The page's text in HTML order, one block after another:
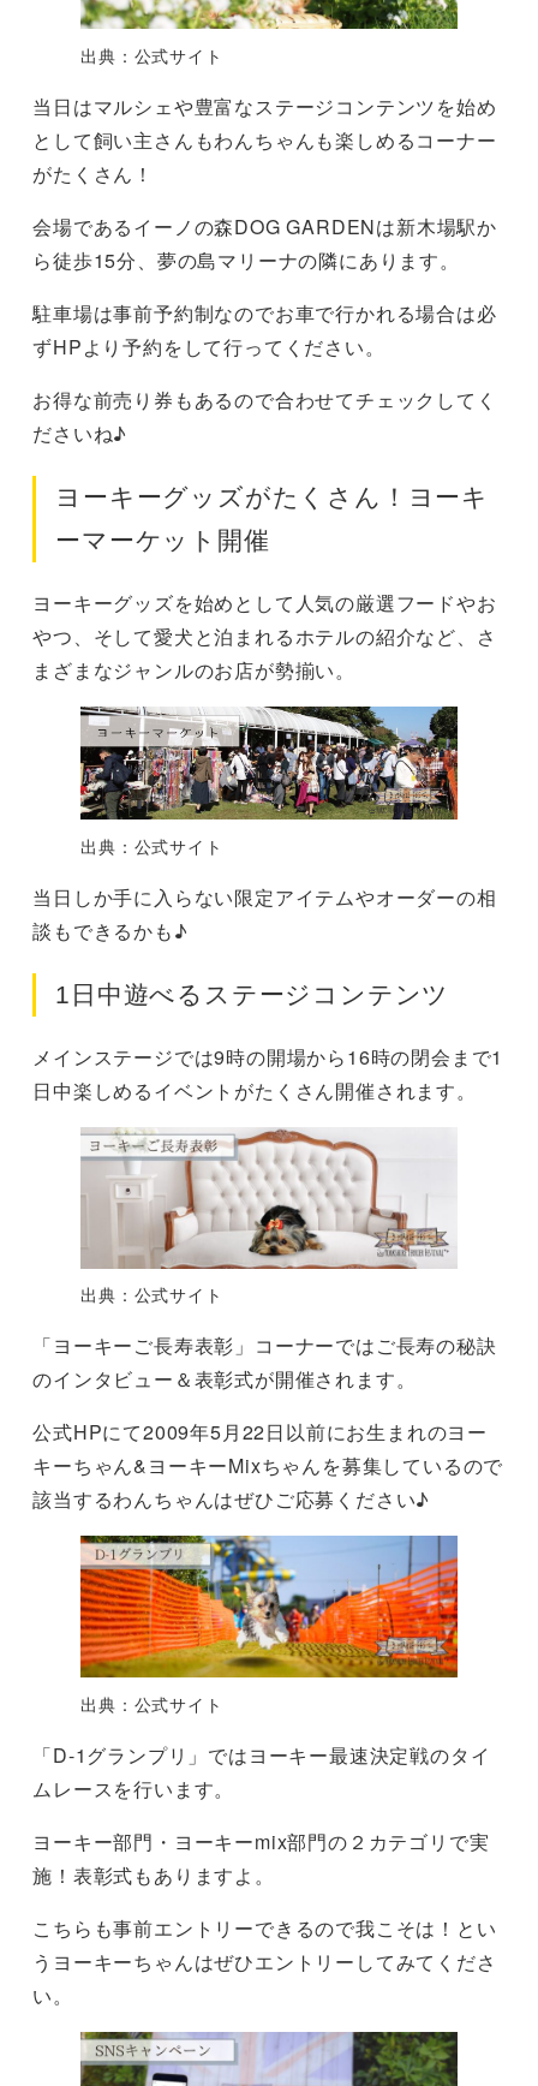
出典：公式サイト
当日はマルシェや豊富なステージコンテンツを始め
として飼い主さんもわんちゃんも楽しめるコーナー
がたくさん！
会場であるイーノの森DOG GARDENは新木場駅か
ら徒歩15分、夢の島マリーナの隣にあります。
駐車場は事前予約制なのでお車で行かれる場合は必
ずHPより予約をして行ってください。
お得な前売り券もあるので合わせてチェックしてく
ださいね♪
ヨーキーグッズがたくさん！ヨーキ
ーマーケット開催
ヨーキーグッズを始めとして人気の厳選フードやお
やつ、そして愛犬と泊まれるホテルの紹介など、さ
まざまなジャンルのお店が勢揃い。
出典：公式サイト
当日しか手に入らない限定アイテムやオーダーの相
談もできるかも♪
1日中遊べるステージコンテンツ
メインステージでは9時の開場から16時の閉会まで1
日中楽しめるイベントがたくさん開催されます。
出典：公式サイト
「ヨーキーご長寿表彰」コーナーではご長寿の秘訣
のインタビュー＆表彰式が開催されます。
公式HPにて2009年5月22日以前にお生まれのヨー
キーちゃん&ヨーキーMixちゃんを募集しているので
該当するわんちゃんはぜひご応募ください♪
出典：公式サイト
「D-1グランプリ」ではヨーキー最速決定戦のタイ
ムレースを行います。
ヨーキー部門・ヨーキーmix部門の２カテゴリで実
施！表彰式もありますよ。
こちらも事前エントリーできるので我こそは！とい
うヨーキーちゃんはぜひエントリーしてみてくださ
い。